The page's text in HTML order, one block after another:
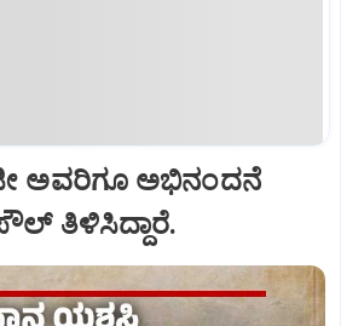
ಅವರಿಗೂ ಅಭಿನಂದನೆ
ತಿಳಿಸಿದ್ದಾರೆ.